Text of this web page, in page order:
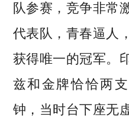
队参赛，竞争非常
代表队，青春逼人
获得唯一的冠军。
兹和金牌恰恰两
钟，当时台下座无